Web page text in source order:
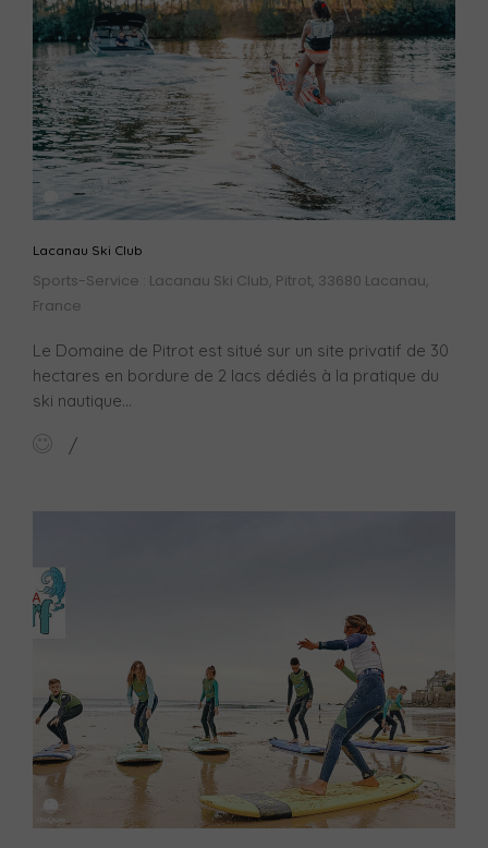
Lacanau Ski Club
Sports-Service : Lacanau Ski Club, Pitrot, 33680 Lacanau,
France
Le Domaine de Pitrot est situé sur un site privatif de 30
hectares en bordure de 2 lacs dédiés à la pratique du
ski nautique...